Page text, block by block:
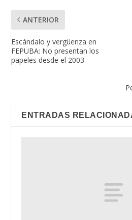
ANTERIOR
Escándalo y vergüenza en
FEPUBA: No presentan los
papeles desde el 2003
ENTRADAS